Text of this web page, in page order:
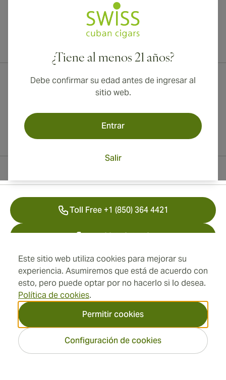
Este sitio web utiliza cookies para mejorar su
experiencia. Asumiremos que está de acuerdo con
esto, pero puede optar por no hacerlo si lo desea.
Política de cookies.
Permitir cookies
Configuración de cookies
¿Tiene al menos 21 años?
Debe confirmar su edad antes de ingresar al
sitio web.
Entrar
Salir
Dirección
Información
Toll Free +1 (850) 364 4421
+41 22 518 44 43
info@swisscubancigars.com